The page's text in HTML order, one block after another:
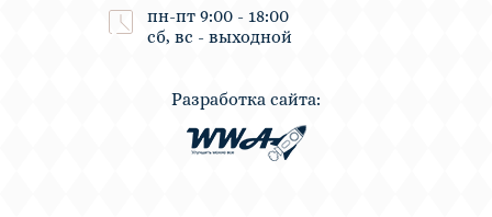
пн-пт 9:00 - 18:00
сб, вс - выходной
Разработка сайта: